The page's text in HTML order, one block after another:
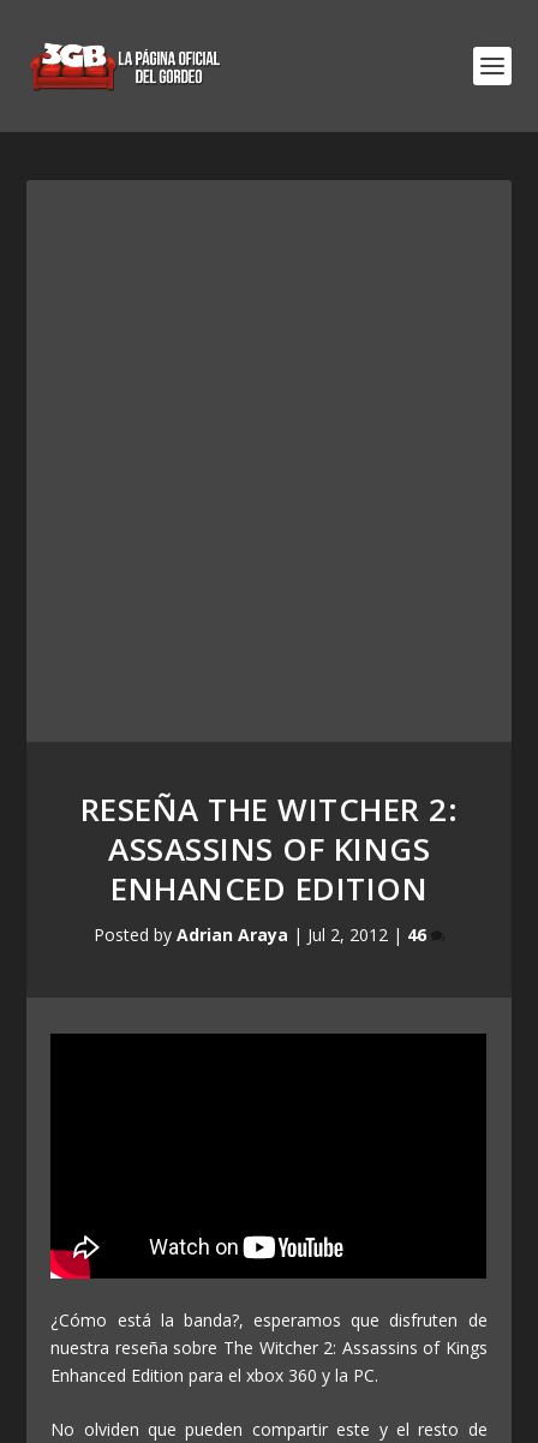
RESEÑA THE WITCHER 2:
ASSASSINS OF KINGS
ENHANCED EDITION
Posted by Adrian Araya | Jul 2, 2012| 46
¿Cómo está la banda?, esperamos que disfruten de
nuestra reseña sobre The Witcher 2: Assassins of Kings
Enhanced Edition para el xbox 360 y la PC.
No olviden que pueden compartir este y el resto de